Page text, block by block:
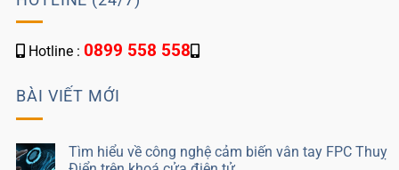
Hotline : 0899 558 558
BÀI VIẾT MỚI
Tìm hiểu về công nghệ cảm biến vân tay FPC Thuỵ